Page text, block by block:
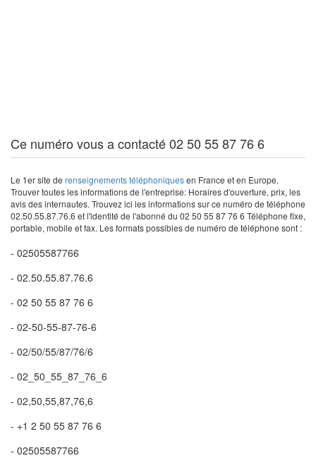
Ce numéro vous a contacté 02 50 55 87 76 6
Le 1er site de renseignements téléphoniquesen France et en Europe.
Trouver toutes les informations de l'entreprise: Horaires d'ouverture, prix, les
avis des internautes. Trouvez ici les informations sur ce numéro de téléphone
02.50.55.87.76.6 et l'identité de l'abonné du 02 50 55 87 76 6 Téléphone fixe,
portable, mobile et fax. Les formats possibles de numéro de téléphone sont :
- 02505587766
- 02.50.55.87.76.6
- 02 50 55 87 76 6
- 02-50-55-87-76-6
- 02/50/55/87/76/6
- 02_50_55_87_76_6
- 02,50,55,87,76,6
- +1 2 50 55 87 76 6
- 02505587766